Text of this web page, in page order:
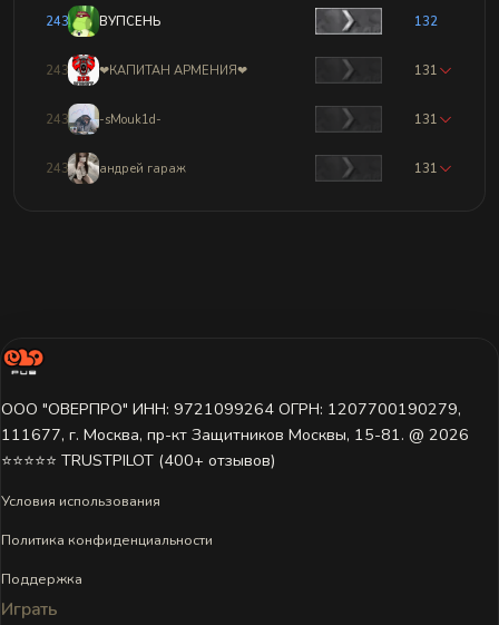
2436 ВУПСЕНЬ 132
2437 ❤КАПИТАН АРМЕНИЯ❤ 131
2438 -sMouk1d- 131
2439 андрей гараж 131
ООО "ОВЕРПРО" ИНН: 9721099264 ОГРН: 1207700190279,
111677, г. Москва, пр-кт Защитников Москвы, 15-81. @ 2026 ㅤ
⭐⭐⭐⭐⭐ TRUSTPILOT (400+ отзывов)
Условия использования
Политика конфиденциальности
Поддержка
Играть